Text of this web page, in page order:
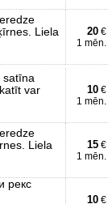
Liela
20 €
1 mēn.
satīna
var
10 €
1 mēn.
Liela
15 €
1 mēn.
рекс
10 €